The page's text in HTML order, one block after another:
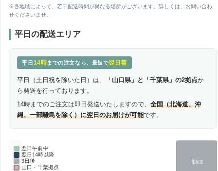
※各地域によって、若干配送時間が異なる場所がございます。詳しくは、お問い合わ
せくださいませ。
平日の配送エリア
平日 14時までの注文なら、最短で翌日着
平日（土日祝を除いた日）は、 「山口県」と「千葉県」の2拠点か
ら発送を行っております。
14時までのご注文は即日発送いたしますので、全国（北海道、沖
縄、一部離島を除く）に翌日のお届けが可能です。
翌日午前中
翌日14時以降
3日後
山口・千葉拠点
北海道